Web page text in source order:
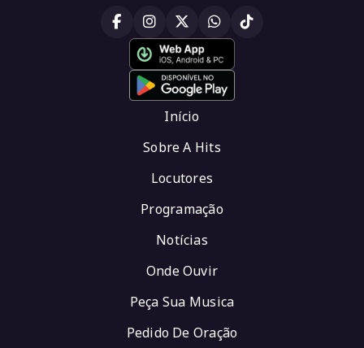
Início
Sobre A Hits
Locutores
Programação
Notícias
Onde Ouvir
Peça Sua Musica
Pedido De Oração